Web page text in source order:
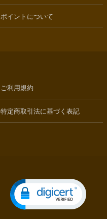
ポイントについて
ご利用規約
特定商取引法に基づく表記